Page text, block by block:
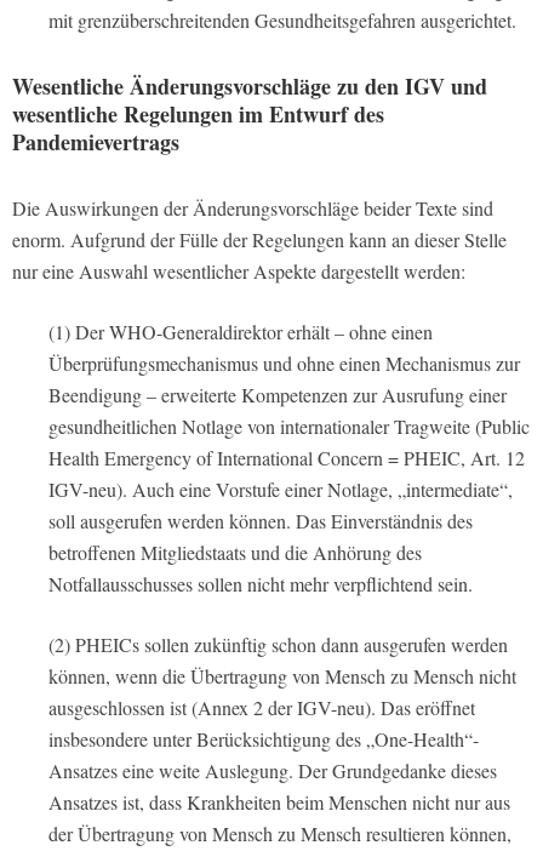
mit grenzüberschreitenden Gesundheitsgefahren ausgerichtet.
Wesentliche Änderungsvorschläge zu den IGV und
wesentliche Regelungen im Entwurf des
Pandemievertrags
Die Auswirkungen der Änderungsvorschläge beider Texte sind
enorm. Aufgrund der Fülle der Regelungen kann an dieser Stelle
nur eine Auswahl wesentlicher Aspekte dargestellt werden:
(1) Der WHO-Generaldirektor erhält – ohne einen
Überprüfungsmechanismus und ohne einen Mechanismus zur
Beendigung – erweiterte Kompetenzen zur Ausrufung einer
gesundheitlichen Notlage von internationaler Tragweite (Public
Health Emergency of International Concern = PHEIC, Art. 12
IGV-neu). Auch eine Vorstufe einer Notlage, „intermediate“,
soll ausgerufen werden können. Das Einverständnis des
betroffenen Mitgliedstaats und die Anhörung des
Notfallausschusses sollen nicht mehr verpflichtend sein.
(2) PHEICs sollen zukünftig schon dann ausgerufen werden
können, wenn die Übertragung von Mensch zu Mensch nicht
ausgeschlossen ist (Annex 2 der IGV-neu). Das eröffnet
insbesondere unter Berücksichtigung des „One-Health“-
Ansatzes eine weite Auslegung. Der Grundgedanke dieses
Ansatzes ist, dass Krankheiten beim Menschen nicht nur aus
der Übertragung von Mensch zu Mensch resultieren können,